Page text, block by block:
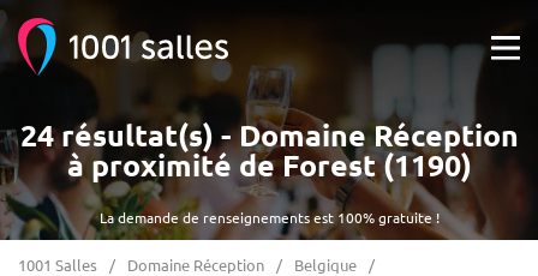
La demande de renseignements est 100% gratuite !
24 résultat(s) - Domaine Réception
à proximité de Forest (1190)
1001 Salles Domaine Réception
Belgique